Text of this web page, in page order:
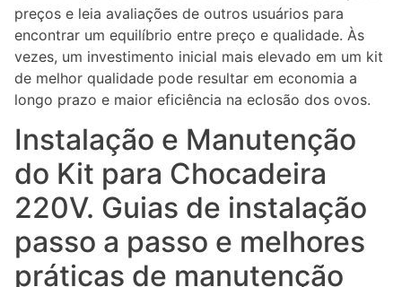
preços e leia avaliações de outros usuários para
encontrar um equilíbrio entre preço e qualidade. Às
vezes, um investimento inicial mais elevado em um kit
de melhor qualidade pode resultar em economia a
longo prazo e maior eficiência na eclosão dos ovos.
Instalação e Manutenção
do Kit para Chocadeira
220V. Guias de instalação
passo a passo e melhores
práticas de manutenção